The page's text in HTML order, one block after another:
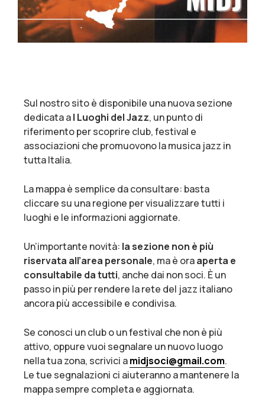
Sul nostro sito è disponibile una nuova sezione
dedicata aI Luoghi del Jazz, un punto di
riferimento per scoprire club, festival e
associazioni che promuovono la musica jazz in
tutta Italia.
La mappa è semplice da consultare: basta
cliccare su una regione per visualizzare tutti i
luoghi e le informazioni aggiornate.
Un’importante novità: la sezione non è più
riservata all’area personale, ma è oraaperta e
consultabile da tutti, anche dai non soci. È un
passo in più per rendere la rete del jazz italiano
ancora più accessibile e condivisa.
Se conosci un club o un festival che non è più
attivo, oppure vuoi segnalare un nuovo luogo
nella tua zona, scrivici amidjsoci@gmail.com.
Le tue segnalazioni ci aiuteranno a mantenere la
mappa sempre completa e aggiornata.